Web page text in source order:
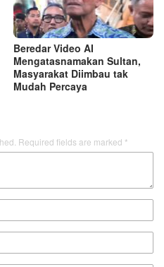
Beredar Video AI
Mengatasnamakan Sultan,
Masyarakat Diimbau tak
Mudah Percaya
Required fields are marked *